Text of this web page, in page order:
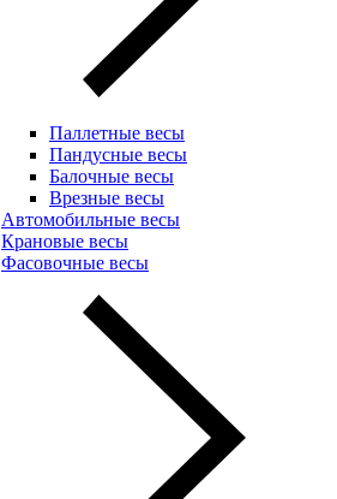
Паллетные весы
Пандусные весы
Балочные весы
Врезные весы
Автомобильные весы
Крановые весы
Фасовочные весы